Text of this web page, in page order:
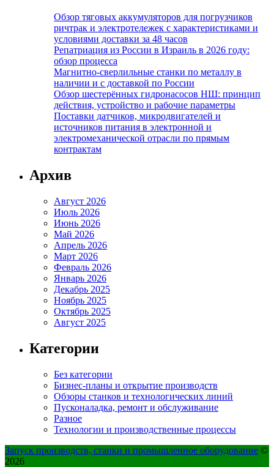
Обзор тяговых аккумуляторов для погрузчиков
ричтрак и электротележек с характеристиками и
условиями доставки за 48 часов
Репатриация из России в Израиль в 2026 году:
обзор процесса
Магнитно-сверлильные станки по металлу в
наличии и с доставкой по России
Обзор шестерённых гидронасосов НШ: принцип
действия, устройство и рабочие параметры
Поставки датчиков, микродвигателей и
источников питания в электронной и
электромеханической отрасли по прямым
контрактам
Архив
Август 2026
Июль 2026
Июнь 2026
Май 2026
Апрель 2026
Март 2026
Февраль 2026
Январь 2026
Декабрь 2025
Ноябрь 2025
Октябрь 2025
Август 2025
Категории
Без категории
Бизнес-планы и открытие производств
Обзоры станков и технологических линий
Пусконаладка, ремонт и обслуживание
Разное
Технологии и производственные процессы
Запуск производств, станки и промышленное оборудование ©
2026